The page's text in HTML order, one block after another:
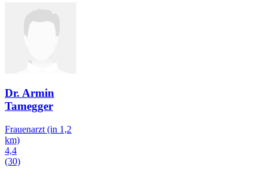
Dr. Armin
Tamegger
Frauenarzt (in 1,2
km)
4,4
(30)